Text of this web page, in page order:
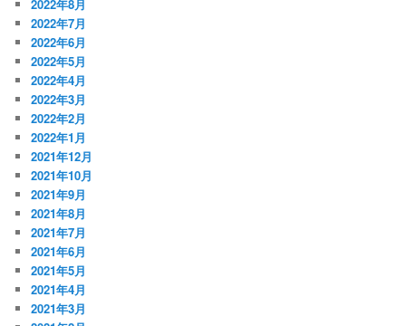
2022年8月
2022年7月
2022年6月
2022年5月
2022年4月
2022年3月
2022年2月
2022年1月
2021年12月
2021年10月
2021年9月
2021年8月
2021年7月
2021年6月
2021年5月
2021年4月
2021年3月